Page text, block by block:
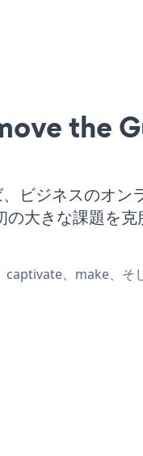
the
ビジネスのオン
の大きな課題を克
、make、そ